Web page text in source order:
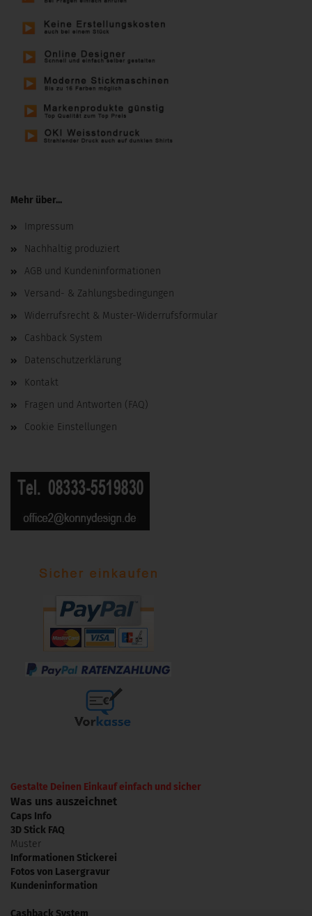
Mehr über...
Impressum
Nachhaltig produziert
AGB und Kundeninformationen
Versand- & Zahlungsbedingungen
Widerrufsrecht & Muster-Widerrufsformular
Cashback System
Datenschutzerklärung
Kontakt
Fragen und Antworten (FAQ)
Cookie Einstellungen
Gestalte Deinen Einkauf einfach und sicher
Was uns auszeichnet
Caps Info
3D Stick FAQ
Muster
Informationen Stickerei
Fotos von Lasergravur
Kundeninformation